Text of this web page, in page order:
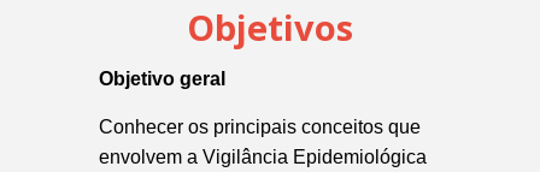
Objetivos
Objetivo geral
Conhecer os principais conceitos que
envolvem a Vigilância Epidemiológica